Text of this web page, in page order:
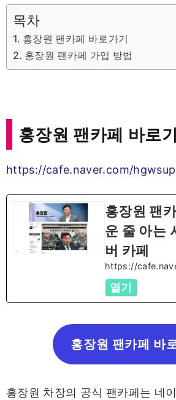
목차
홍장원 팬카페 바로가기
홍장원 팬카페 가입 방법
홍장원 팬카페 바로
https://cafe.naver.com/
홍장원 팬
운 줄 아는
버 카페
https://
열기
홍장원 팬카페 바
홍장원 차장의 공식 팬카페는 네